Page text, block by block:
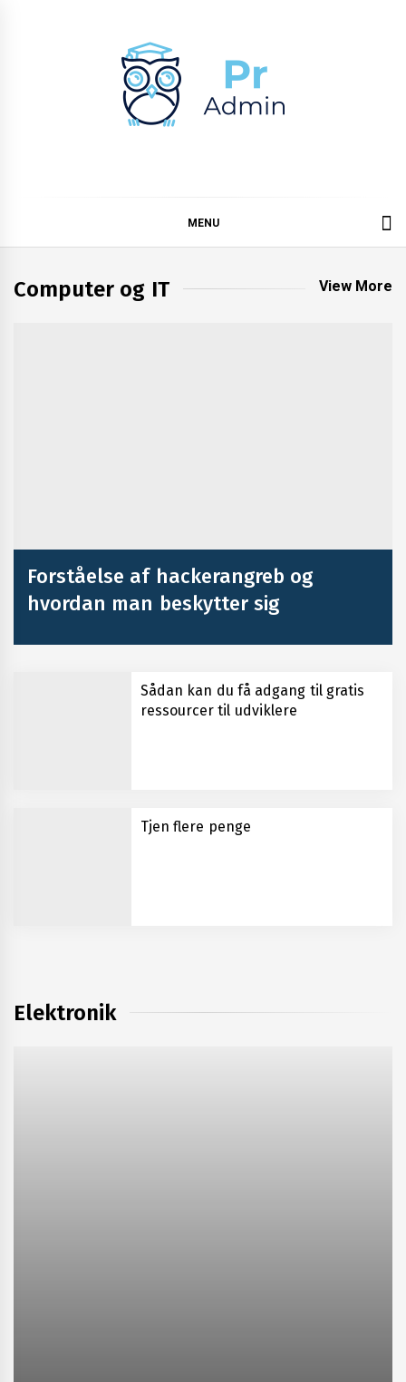
MENU
Computer og IT View More
Forståelse af hackerangreb og
hvordan man beskytter sig
Sådan kan du få adgang til gratis
ressourcer til udviklere
Tjen flere penge
Elektronik